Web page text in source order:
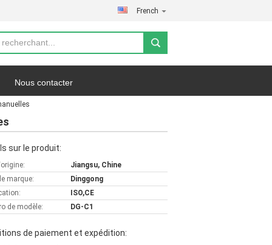
French
Nous contacter
sur le produit:
Jiangsu, Chine
marque:
Dinggong
ISO,CE
de modèle:
DG-C1
de paiement et expédition: